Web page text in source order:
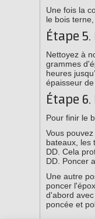
Une fois la
le bois
Étape
Nettoyez à
grammes
heures
épaisseur
Étape
Pour finir le
Vous
bateaux, les
DD. Cela
DD. Poncer
Une autre
poncer
d'abord
poncée et